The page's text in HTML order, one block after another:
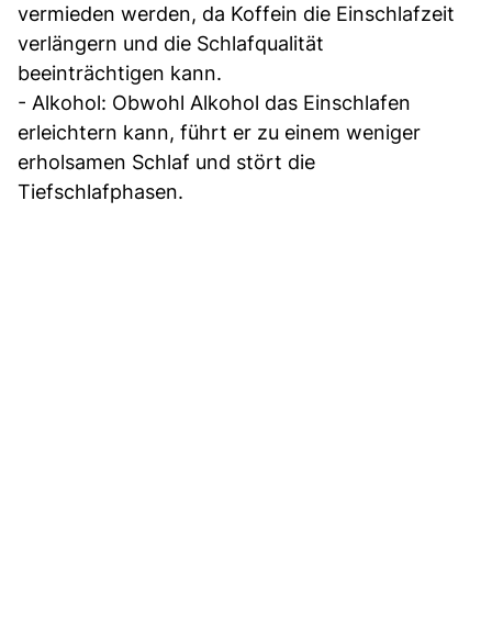
vermieden werden, da Koffein die Einschlafzeit
verlängern und die Schlafqualität
beeinträchtigen kann.
- Alkohol: Obwohl Alkohol das Einschlafen
erleichtern kann, führt er zu einem weniger
erholsamen Schlaf und stört die
Tiefschlafphasen.